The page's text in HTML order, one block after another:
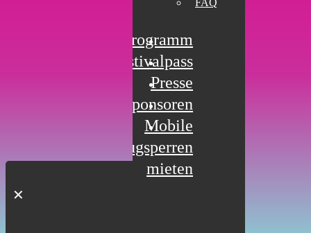
FAQ
Programm
Festivalpass
Presse
Sponsoren
Mobile
Fahrzeugsperren
mieten
✕